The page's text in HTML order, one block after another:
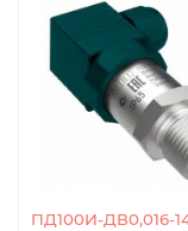
ПД100И-ДВ0,016-